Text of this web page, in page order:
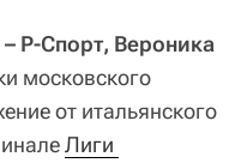
Р-Спорт, Вероника
московского
от итальянского
Лиги